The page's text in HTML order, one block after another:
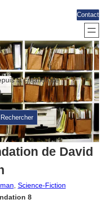
Contact
la création de
Rechercher
de David
Science-Fiction
8